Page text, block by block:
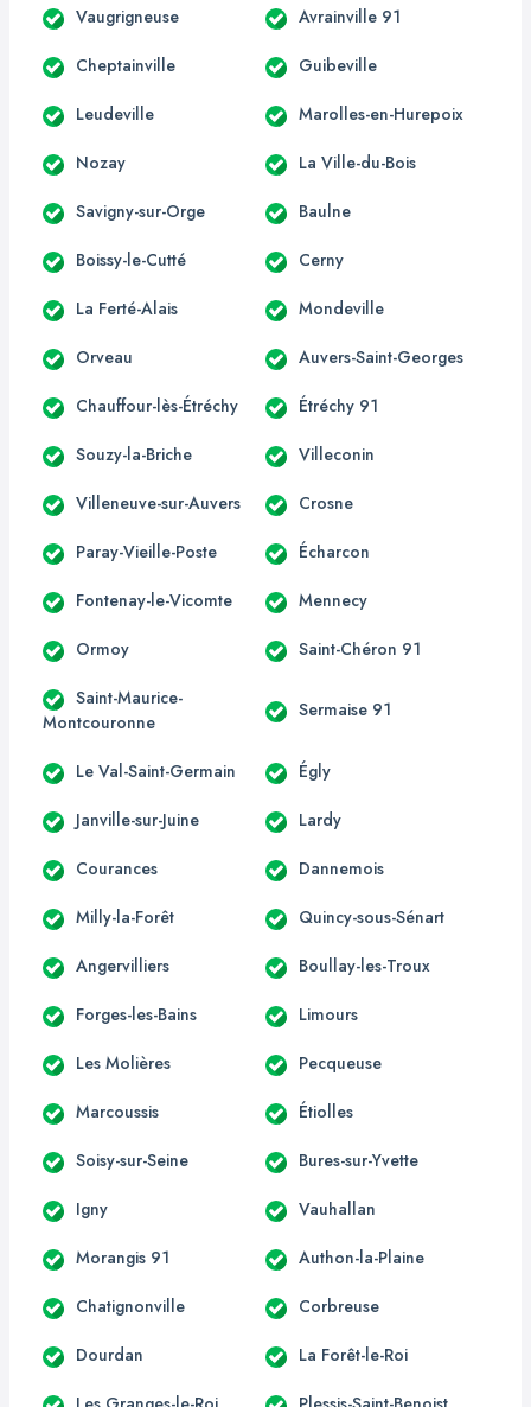
Vaugrigneuse Avrainville 91
Cheptainville Guibeville
Leudeville Marolles-en-Hurepoix
Nozay La Ville-du-Bois
Savigny-sur-Orge Baulne
Boissy-le-Cutté Cerny
La Ferté-Alais Mondeville
Orveau Auvers-Saint-Georges
Chauffour-lès-Étréchy Étréchy 91
Souzy-la-Briche Villeconin
Villeneuve-sur-Auvers Crosne
Paray-Vieille-Poste Écharcon
Fontenay-le-Vicomte Mennecy
Ormoy Saint-Chéron 91
Saint-Maurice-
Montcouronne
Sermaise 91
Le Val-Saint-Germain Égly
Janville-sur-Juine Lardy
Courances Dannemois
Milly-la-Forêt Quincy-sous-Sénart
Angervilliers Boullay-les-Troux
Forges-les-Bains Limours
Les Molières Pecqueuse
Marcoussis Étiolles
Soisy-sur-Seine Bures-sur-Yvette
Igny Vauhallan
Morangis 91 Authon-la-Plaine
Chatignonville Corbreuse
Dourdan La Forêt-le-Roi